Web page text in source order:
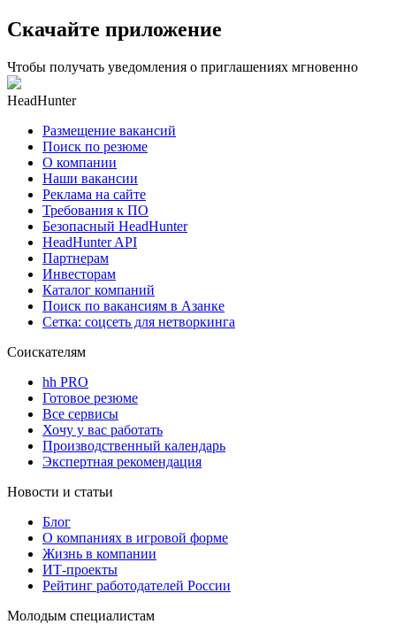
Скачайте приложение
Чтобы получать уведомления о приглашениях мгновенно
HeadHunter
Размещение вакансий
Поиск по резюме
О компании
Наши вакансии
Реклама на сайте
Требования к ПО
Безопасный HeadHunter
HeadHunter API
Партнерам
Инвесторам
Каталог компаний
Поиск по вакансиям в Азанке
Сетка: соцсеть для нетворкинга
Соискателям
hh PRO
Готовое резюме
Все сервисы
Хочу у вас работать
Производственный календарь
Экспертная рекомендация
Новости и статьи
Блог
О компаниях в игровой форме
Жизнь в компании
ИТ-проекты
Рейтинг работодателей России
Молодым специалистам